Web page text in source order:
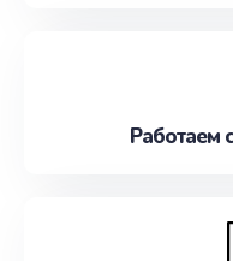
Работаем